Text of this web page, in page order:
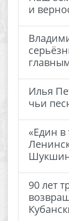
и
Илья
чьи
«Един в
90 лет